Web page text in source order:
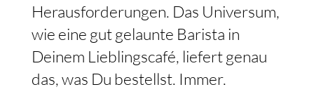
Herausforderungen. Das Universum,
wie eine gut gelaunte Barista in
Deinem Lieblingscafé, liefert genau
das, was Du bestellst. Immer.